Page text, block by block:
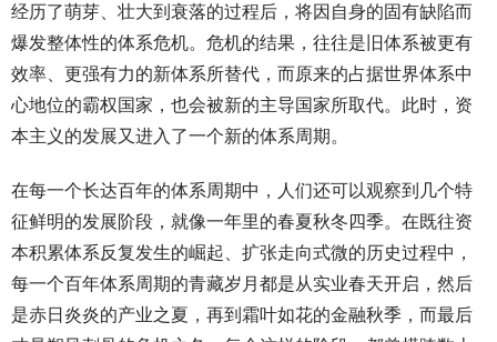
经历了萌芽、壮大到衰落的过程后，将因自身的固有缺陷而
爆发整体性的体系危机。危机的结果，往往是旧体系被更有
效率、更强有力的新体系所替代，而原来的占据世界体系中
心地位的霸权国家，也会被新的主导国家所取代。此时，资
本主义的发展又进入了一个新的体系周期。
在每一个长达百年的体系周期中，人们还可以观察到几个特
征鲜明的发展阶段，就像一年里的春夏秋冬四季。在既往资
本积累体系反复发生的崛起、扩张走向式微的历史过程中，
每一个百年体系周期的青藏岁月都是从实业春天开启，然后
是赤日炎炎的产业之夏，再到霜叶如花的金融秋季，而最后